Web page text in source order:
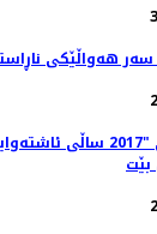
سەر هەواڵێکی
قائیمقامی سلێمانی